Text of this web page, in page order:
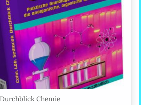
Durchblick Chemie